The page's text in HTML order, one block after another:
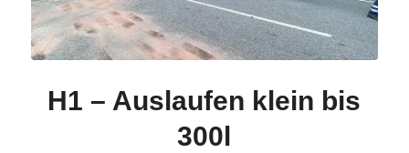
H1 – Auslaufen klein bis
300l